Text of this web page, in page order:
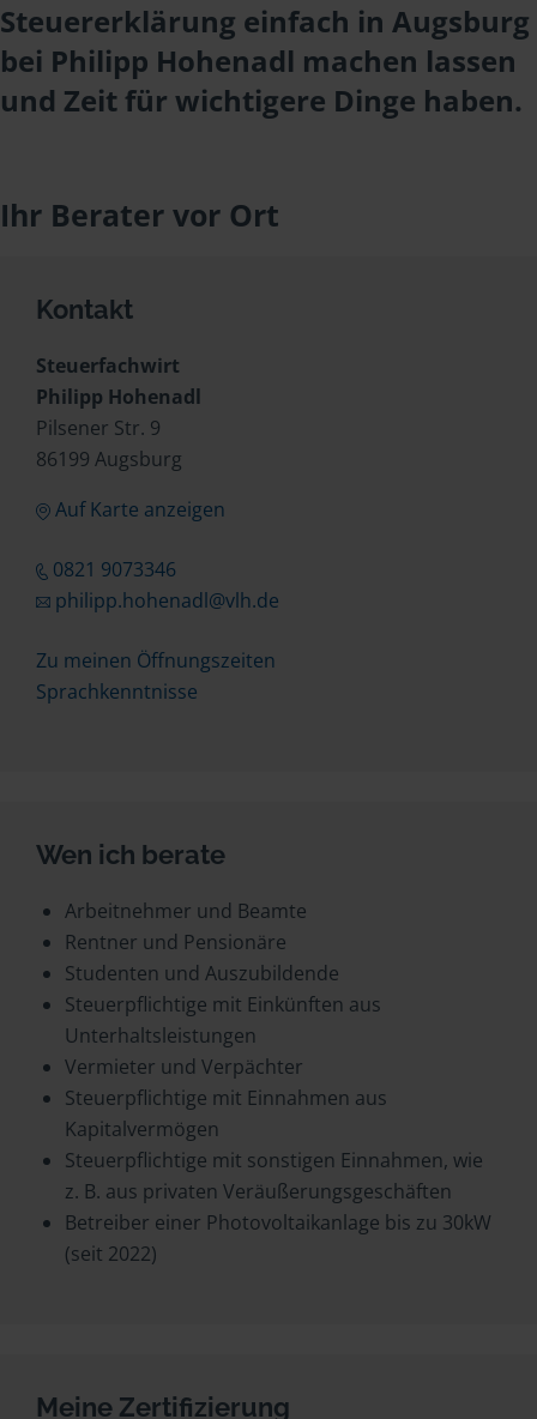
Steuererklärung einfach in Augsburg
bei Philipp Hohenadl machen lassen
und Zeit für wichtigere Dinge haben.
Ihr Berater vor Ort
Kontakt
Steuerfachwirt
Philipp Hohenadl
Pilsener Str. 9
86199 Augsburg
Auf Karte anzeigen
0821 9073346
philipp.hohenadl@vlh.de
Zu meinen Öffnungszeiten
Sprachkenntnisse
Wen ich berate
Arbeitnehmer und Beamte
Rentner und Pensionäre
Studenten und Auszubildende
Steuerpflichtige mit Einkünften aus
Unterhaltsleistungen
Vermieter und Verpächter
Steuerpflichtige mit Einnahmen aus
Kapitalvermögen
Steuerpflichtige mit sonstigen Einnahmen, wie
z. B. aus privaten Veräußerungsgeschäften
Betreiber einer Photovoltaikanlage bis zu 30kW
(seit 2022)
Meine Zertifizierung